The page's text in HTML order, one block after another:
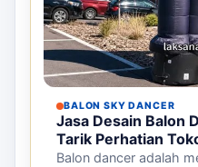
BALON SKY DANCER
Jasa Desain Balon
Tarik Perhatian
Balon dancer adalah